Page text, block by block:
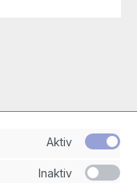
Aktiv
Inaktiv